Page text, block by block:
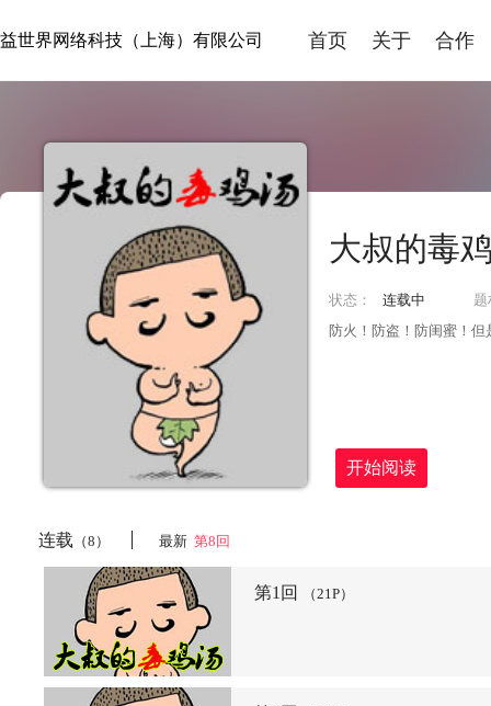
益世界网络科技（上海）有限公司 首页 关于 合作
大叔的毒
状态： 连载中
防火！防盗！防闺蜜！
开始阅读
连载 （8） 最新 第8回
第1回 （21P）